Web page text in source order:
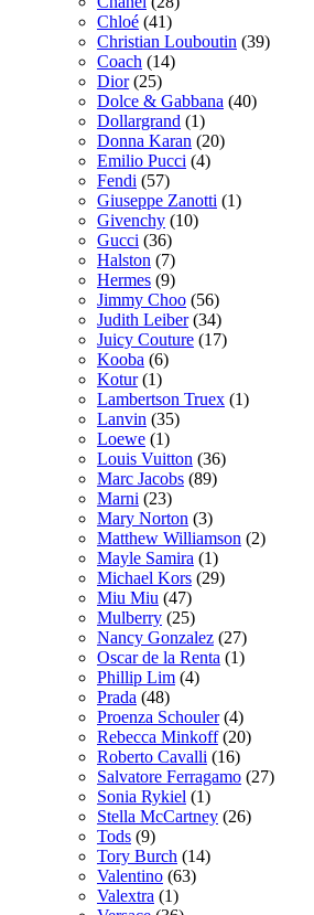
Chloé (41)
Christian Louboutin (39)
Coach (14)
Dior(25)
Dolce & Gabbana (40)
Dollargrand (1)
Donna Karan (20)
Emilio Pucci (4)
Fendi (57)
Giuseppe Zanotti (1)
Givenchy (10)
Gucci (36)
Halston (7)
Hermes (9)
Jimmy Choo (56)
Judith Leiber(34)
Juicy Couture (17)
Kooba (6)
Kotur(1)
Lambertson Truex (1)
Lanvin (35)
Loewe (1)
Louis Vuitton (36)
Marc Jacobs (89)
Marni (23)
Mary Norton (3)
Matthew Williamson (2)
Mayle Samira (1)
Michael Kors (29)
Miu Miu (47)
Mulberry (25)
Nancy Gonzalez (27)
Oscar de la Renta (1)
Phillip Lim (4)
Prada (48)
Proenza Schouler(4)
Rebecca Minkoff(20)
Roberto Cavalli (16)
Salvatore Ferragamo (27)
Sonia Rykiel (1)
Stella McCartney (26)
Tods (9)
Tory Burch (14)
Valentino (63)
Valextra (1)